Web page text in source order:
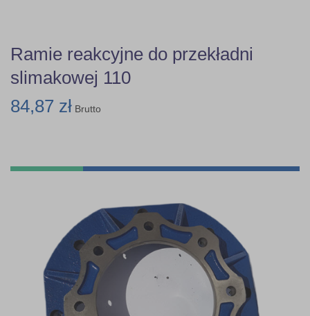
Ramie reakcyjne do przekładni
slimakowej 110
84,87 zł Brutto